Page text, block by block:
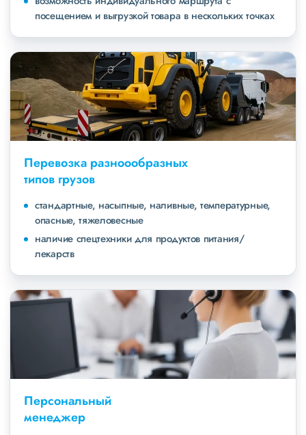
посещением и выгрузкой товара в нескольких точках
Перевозка разноообразных
типов грузов
стандартные, насыпные, наливные, температурные,
опасные, тяжеловесные
наличие спецтехники для продуктов питания/
лекарств
Персональный
менеджер